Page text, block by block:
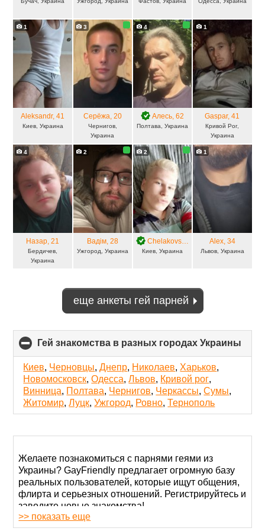
1
Aleksandr, 41
Киев, Украина
3
Серёжа, 20
Чернигов,
Украина
4
Алесь, 62
Полтава, Украина
1
Gaspar, 41
Кривой Рог,
Украина
4
Назар, 21
Бердичев,
Украина
2
Вадім, 28
Ужгород, Украина
2
Chelakovskyi
Киев, Украина
1
Alex, 34
Львов, Украина
еще анкеты гей парней
Гей знакомства в разных городах Украины
to
Киев, Черновцы,Днепр, Николаев, Харьков,
Новомосковск,Одесса,Львов, Кривой рог,
Винница, Полтава, Чернигов, Черкассы,Сумы,
Житомир,Луцк,Ужгород, Ровно,Тернополь
Желаете познакомиться с парнями геями из
Украины? GayFriendly предлагает огромную базу
реальных пользователей, которые ищут общения,
флирта и серьезных отношений. Регистрируйтесь и
заводите новые знакомства!
>> показать еще